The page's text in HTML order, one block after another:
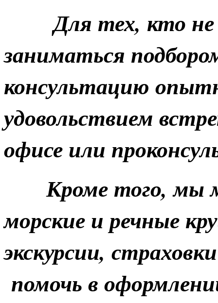
Для тех, кто не
заниматься
консультацию
удовольствием
офисе или
Кроме того, мы
морские и речные
экскурсии,
помочь в